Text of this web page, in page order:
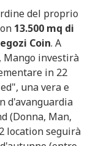
del proprio
13.500 mq di
Coin. A
Mango investirà
in 22
una vera e
d'avanguardia
(Donna, Man,
location seguirà